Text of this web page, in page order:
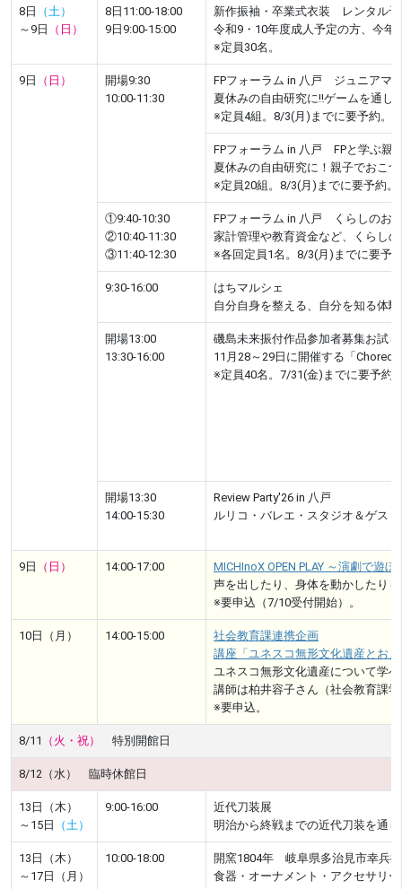
8日
（土）
～9日
（日）
8日11:00-18:00
9日9:00-15:00
新作振袖・卒業式衣装 レンタル予
令和9・10年度成人予定の方、今
※定員30名。
9日 （日）
開場9:30
10:00-11:30
FPフォーラム in 八戸 ジュニアマ
夏休みの自由研究に‼ゲームを通し
※定員4組。8/3(月)までに要予約。
FPフォーラム in 八戸 FPと学ぶ親
夏休みの自由研究に！親子でおこ
※定員20組。8/3(月)までに要予約。
①9:40-10:30
②10:40-11:30
③11:40-12:30
FPフォーラム in 八戸 くらしのお
家計管理や教育資金など、くらし
※各回定員1名。8/3(月)までに要予
9:30-16:00
はちマルシェ
自分自身を整える、自分を知る体
開場13:00
13:30-16:00
磯島未来振付作品参加者募集お試
11月28～29日に開催する「
※定員40名。7/31(金)までに要予約
開場13:30
14:00-15:30
Review Party'26 in 八戸
ルリコ・バレエ・スタジオ＆ゲス
9日 （日） 14:00-17:00
MICHInoX OPEN PLAY ～演劇で遊ぼ
声を出したり、身体を動かしたり
※要申込（7/10受付開始）。
10日（月） 14:00-15:00
社会教育課連携企画
講座「ユネスコ無形文化遺産とお
ユネスコ無形文化遺産について学
講師は柏井容子さん（社会教育課
※要申込。
8/11 （火・祝） 特別開館日
8/12（水） 臨時休館日
13日（木）
～15日
（土）
9:00-16:00
近代刀装展
明治から終戦までの近代刀装を通
13日（木）
～17日（月）
10:00-18:00
開窯1804年 岐阜県多治見市幸兵
食器・オーナメント・アクセサリ